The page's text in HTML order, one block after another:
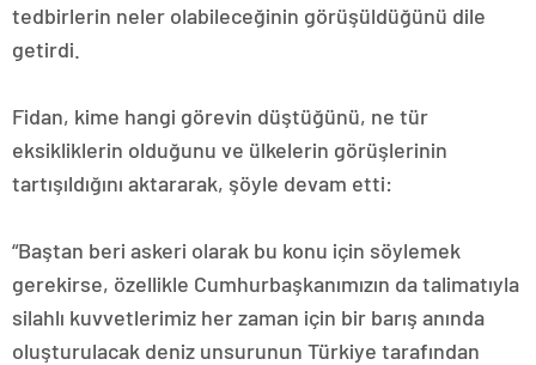
tedbirlerin neler olabileceğinin görüşüldüğünü dile
getirdi.
Fidan, kime hangi görevin düştüğünü, ne tür
eksikliklerin olduğunu ve ülkelerin görüşlerinin
tartışıldığını aktararak, şöyle devam etti:
“Baştan beri askeri olarak bu konu için söylemek
gerekirse, özellikle Cumhurbaşkanımızın da talimatıyla
silahlı kuvvetlerimiz her zaman için bir barış anında
oluşturulacak deniz unsurunun Türkiye tarafından